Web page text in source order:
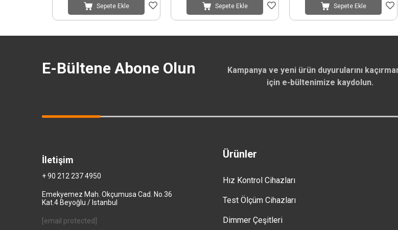
Sepete Ekle Sepete Ekle Sepete Ekle
E-Bültene Abone Olun
Kampanya ve yeni ürün duyurularını
için e-bültenimize kaydolun.
Ürünler
Hız Kontrol Cihazları
Test Ölçüm Cihazları
Dimmer Çeşitleri
İletişim
+ 90 212 237 4950
Emekyemez Mah. Okçumusa Cad. No.36
Kat.4 Beyoğlu / Istanbul
[email protected]